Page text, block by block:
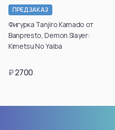
Подтвердить свой
возраст для
просмотра таких
товаров вы можете
в личном кабинете
ПРЕДЗАКАЗ
Фигурка Tanjiro Kamado от
Banpresto, Demon Slayer:
Kimetsu No Yaiba
₽2700